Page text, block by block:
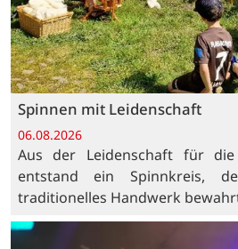
Spinnen mit Leidenschaft
06.08.2026
Aus der Leidenschaft für
entstand ein Spinnkreis,
traditionelles Handwerk